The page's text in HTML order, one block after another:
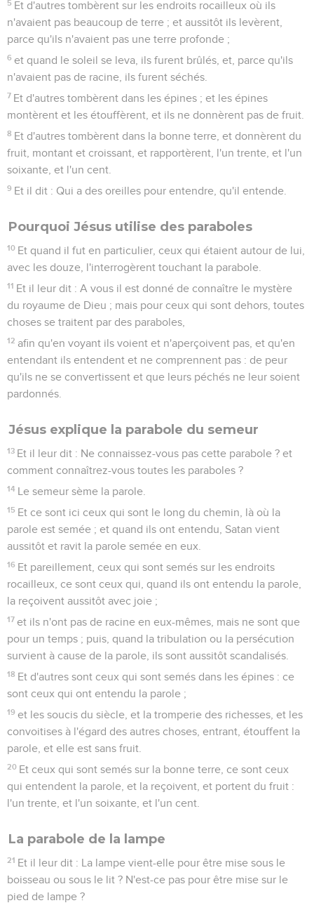
5 Et d'autres tombèrent sur les endroits rocailleux où ils
n'avaient pas beaucoup de terre ; et aussitôt ils levèrent,
parce qu'ils n'avaient pas une terre profonde ;
6 et quand le soleil se leva, ils furent brûlés, et, parce qu'ils
n'avaient pas de racine, ils furent séchés.
7 Et d'autres tombèrent dans les épines ; et les épines
montèrent et les étouffèrent, et ils ne donnèrent pas de fruit.
8 Et d'autres tombèrent dans la bonne terre, et donnèrent du
fruit, montant et croissant, et rapportèrent, l'un trente, et l'un
soixante, et l'un cent.
9 Et il dit : Qui a des oreilles pour entendre, qu'il entende.
Pourquoi Jésus utilise des paraboles
10 Et quand il fut en particulier, ceux qui étaient autour de lui,
avec les douze, l'interrogèrent touchant la parabole.
11 Et il leur dit : A vous il est donné de connaître le mystère
du royaume de Dieu ; mais pour ceux qui sont dehors, toutes
choses se traitent par des paraboles,
12 afin qu'en voyant ils voient et n'aperçoivent pas, et qu'en
entendant ils entendent et ne comprennent pas : de peur
qu'ils ne se convertissent et que leurs péchés ne leur soient
pardonnés.
Jésus explique la parabole du semeur
13 Et il leur dit : Ne connaissez-vous pas cette parabole ? et
comment connaîtrez-vous toutes les paraboles ?
14 Le semeur sème la parole.
15 Et ce sont ici ceux qui sont le long du chemin, là où la
parole est semée ; et quand ils ont entendu, Satan vient
aussitôt et ravit la parole semée en eux.
16 Et pareillement, ceux qui sont semés sur les endroits
rocailleux, ce sont ceux qui, quand ils ont entendu la parole,
la reçoivent aussitôt avec joie ;
17 et ils n'ont pas de racine en eux-mêmes, mais ne sont que
pour un temps ; puis, quand la tribulation ou la persécution
survient à cause de la parole, ils sont aussitôt scandalisés.
18 Et d'autres sont ceux qui sont semés dans les épines : ce
sont ceux qui ont entendu la parole ;
19 et les soucis du siècle, et la tromperie des richesses, et les
convoitises à l'égard des autres choses, entrant, étouffent la
parole, et elle est sans fruit.
20 Et ceux qui sont semés sur la bonne terre, ce sont ceux
qui entendent la parole, et la reçoivent, et portent du fruit :
l'un trente, et l'un soixante, et l'un cent.
La parabole de la lampe
21 Et il leur dit : La lampe vient-elle pour être mise sous le
boisseau ou sous le lit ? N'est-ce pas pour être mise sur le
pied de lampe ?